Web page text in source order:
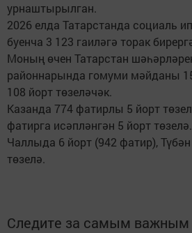
урнаштырылган.
2026 елда Татарстанда социаль
буенча 3 123 гаиләгә торак
Моның өчен Татарстан
районнарында гомуми мәйданы
108 йорт төзеләчәк.
Казанда 774 фатирлы 5 йорт
фатирга исәпләнгән 5 йорт төзелә.
Чаллыда 6 йорт (942 фатир),
төзелә.
Следите за самым важным